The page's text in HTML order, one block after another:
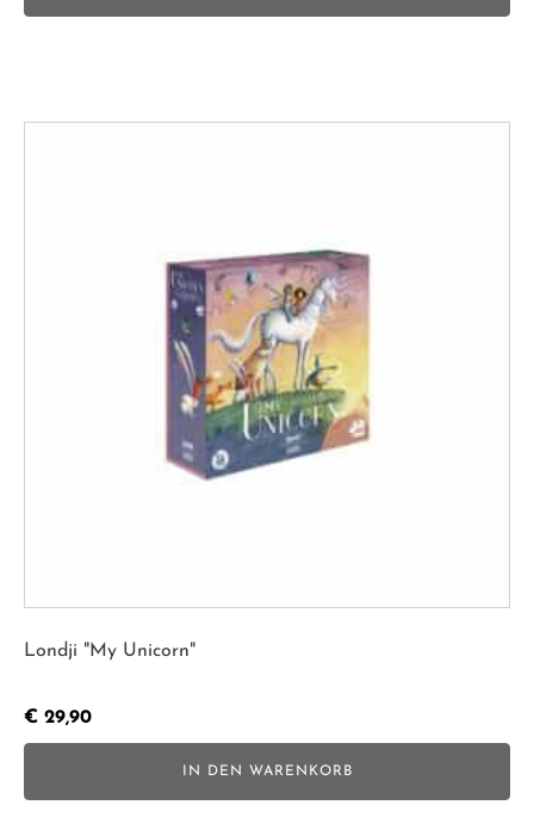
Londji "My Unicorn"
€ 29,90
IN DEN WARENKORB